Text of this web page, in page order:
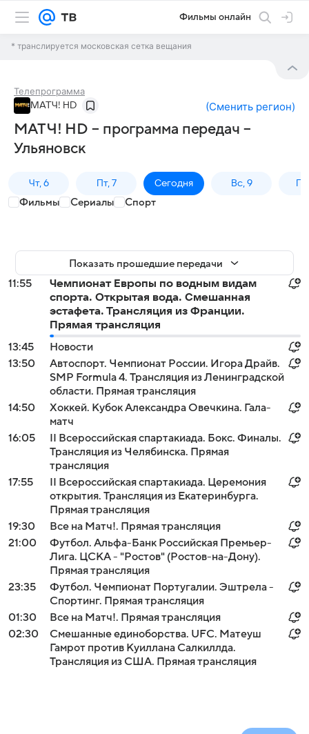
Фильмы онлайн
* транслируется московская сетка вещания
Телепрограмма
МАТЧ! HD (Сменить регион)
МАТЧ! HD – программа передач –
Ульяновск
Чт, 6 Пт, 7 Сегодня Вс, 9
Фильмы Сериалы Спорт
Показать прошедшие передачи
11:55
Чемпионат Европы по водным видам
спорта. Открытая вода. Смешанная
эстафета. Трансляция из Франции.
Прямая трансляция
13:45
Новости
13:50
Автоспорт. Чемпионат России. Игора Драйв.
SMP Formula 4. Трансляция из Ленинградской
области. Прямая трансляция
14:50
Хоккей. Кубок Александра Овечкина. Гала-
матч
16:05
II Всероссийская спартакиада. Бокс. Финалы.
Трансляция из Челябинска. Прямая
трансляция
17:55
II Всероссийская спартакиада. Церемония
открытия. Трансляция из Екатеринбурга.
Прямая трансляция
19:30
Все на Матч!. Прямая трансляция
21:00
Футбол. Альфа-Банк Российская Премьер-
Лига. ЦСКА - "Ростов" (Ростов-на-Дону).
Прямая трансляция
23:35
Футбол. Чемпионат Португалии. Эштрела -
Спортинг. Прямая трансляция
01:30
Все на Матч!. Прямая трансляция
02:30
Смешанные единоборства. UFC. Матеуш
Гамрот против Куиллана Салкиллда.
Трансляция из США. Прямая трансляция